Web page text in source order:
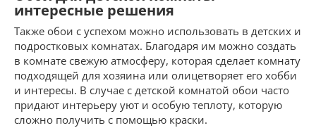
интересные решения
Также обои с успехом можно использовать в детских и
подростковых комнатах. Благодаря им можно создать
в комнате свежую атмосферу, которая сделает комнату
подходящей для хозяина или олицетворяет его хобби
и интересы. В случае с детской комнатой обои часто
придают интерьеру уют и особую теплоту, которую
сложно получить с помощью краски.